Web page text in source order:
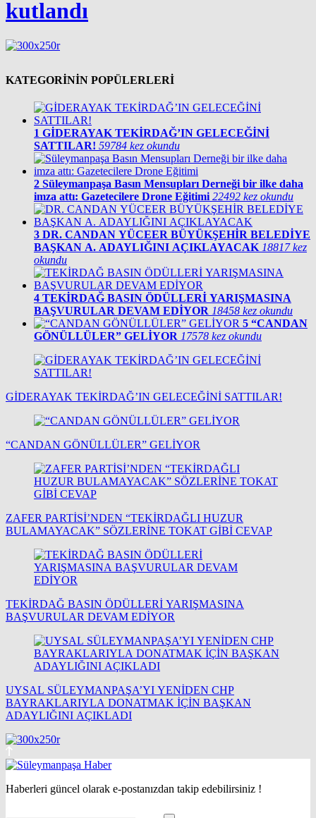
kutlandı￼
KATEGORİNİN POPÜLERLERİ
1 GİDERAYAK TEKİRDAĞ’IN GELECEĞİNİ
SATTILAR! 59784 kez okundu
2 Süleymanpaşa Basın Mensupları Derneği bir ilke daha
imza attı: Gazetecilere Drone Eğitimi 22492 kez okundu
3 DR. CANDAN YÜCEER BÜYÜKŞEHİR BELEDİYE
BAŞKAN A. ADAYLIĞINI AÇIKLAYACAK 18817 kez
okundu
4 TEKİRDAĞ BASIN ÖDÜLLERİ YARIŞMASINA
BAŞVURULAR DEVAM EDİYOR 18458 kez okundu
5 “CANDAN
GÖNÜLLÜLER” GELİYOR 17578 kez okundu
GİDERAYAK TEKİRDAĞ’IN GELECEĞİNİ SATTILAR!
“CANDAN GÖNÜLLÜLER” GELİYOR
ZAFER PARTİSİ’NDEN “TEKİRDAĞLI HUZUR
BULAMAYACAK” SÖZLERİNE TOKAT GİBİ CEVAP
TEKİRDAĞ BASIN ÖDÜLLERİ YARIŞMASINA
BAŞVURULAR DEVAM EDİYOR
UYSAL SÜLEYMANPAŞA’YI YENİDEN CHP
BAYRAKLARIYLA DONATMAK İÇİN BAŞKAN
ADAYLIĞINI AÇIKLADI
Haberleri güncel olarak e-postanızdan takip edebilirsiniz !